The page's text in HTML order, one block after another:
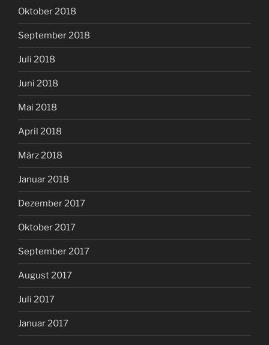
Oktober 2018
September 2018
Juli 2018
Juni 2018
Mai 2018
April 2018
März 2018
Januar 2018
Dezember 2017
Oktober 2017
September 2017
August 2017
Juli 2017
Januar 2017